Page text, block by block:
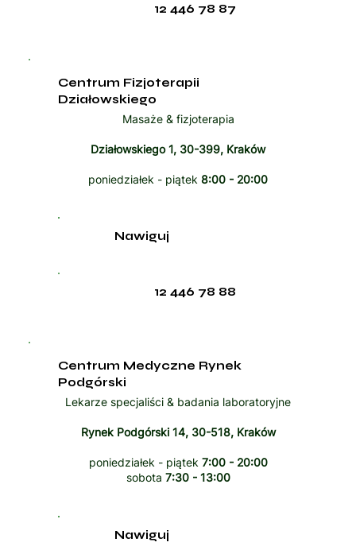
12 446 78 87
Centrum Fizjoterapii
Działowskiego
Masaże & fizjoterapia
Działowskiego 1, 30-399, Kraków
poniedziałek - piątek 8:00 - 20:00
12 446 78 88
Nawiguj
Centrum Medyczne Rynek
Podgórski
Lekarze specjaliści & badania laboratoryjne
Rynek Podgórski 14, 30-518, Kraków
poniedziałek - piątek 7:00 - 20:00
sobota 7:30 - 13:00
Nawiguj